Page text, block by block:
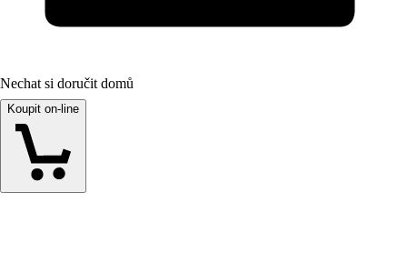
Nechat si doručit domů
Koupit on-line